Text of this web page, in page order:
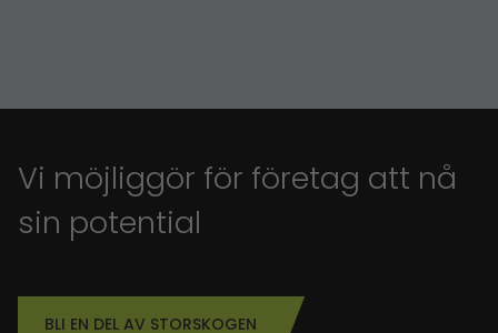
Vi möjliggör för företag att nå
sin potential
BLI EN DEL AV STORSKOGEN